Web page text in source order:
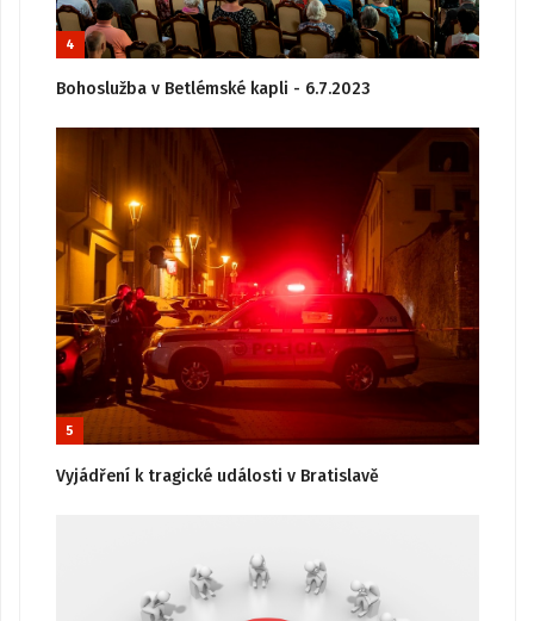
4
Bohoslužba v Betlémské kapli - 6.7.2023
5
Vyjádření k tragické události v Bratislavě